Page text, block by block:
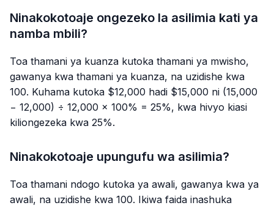
Ninakokotoaje ongezeko la asilimia kati ya
namba mbili?
Toa thamani ya kuanza kutoka thamani ya mwisho,
gawanya kwa thamani ya kuanza, na uzidishe kwa
100. Kuhama kutoka $12,000 hadi $15,000 ni (15,000
− 12,000) ÷ 12,000 × 100% = 25%, kwa hivyo kiasi
kiliongezeka kwa 25%.
Ninakokotoaje upungufu wa asilimia?
Toa thamani ndogo kutoka ya awali, gawanya kwa ya
awali, na uzidishe kwa 100. Ikiwa faida inashuka